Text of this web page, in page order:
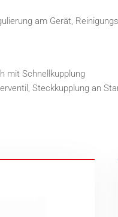
am Gerät,
mit Schnellkupplung
Steckkupplung an